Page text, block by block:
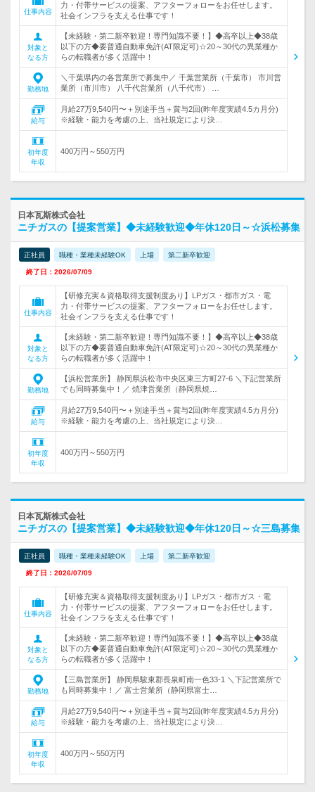
仕事内容
力・付帯サービスの提案、アフターフォローをお任せします。
社会インフラを支える仕事です！
対象と
なる方
【未経験・第二新卒歓迎！専門知識不要！】◆高卒以上◆38歳
以下の方◆要普通自動車免許(AT限定可)☆20～30代の異業種か
らの転職者が多く活躍中！
勤務地
＼千葉県内の各営業所で募集中／ 千葉営業所（千葉市） 市川営
業所（市川市） 八千代営業所（八千代市） …
給与
月給27万9,540円〜＋別途手当＋賞与2回(昨年度実績4.5カ月分)
※経験・能力を考慮の上、当社規定により決…
初年度
年収
400万円～550万円
日本瓦斯株式会社
ニチガスの【提案営業】◆未経験歓迎◆年休120日～☆浜松募集
正社員 職種・業種未経験OK 上場 第二新卒歓迎
終了日：2026/07/09
仕事内容
【研修充実＆資格取得支援制度あり】LPガス・都市ガス・電
力・付帯サービスの提案、アフターフォローをお任せします。
社会インフラを支える仕事です！
対象と
なる方
【未経験・第二新卒歓迎！専門知識不要！】◆高卒以上◆38歳
以下の方◆要普通自動車免許(AT限定可)☆20～30代の異業種か
らの転職者が多く活躍中！
勤務地
【浜松営業所】 静岡県浜松市中央区東三方町27-6 ＼下記営業所
でも同時募集中！／ 焼津営業所（静岡県焼…
給与
月給27万9,540円〜＋別途手当＋賞与2回(昨年度実績4.5カ月分)
※経験・能力を考慮の上、当社規定により決…
初年度
年収
400万円～550万円
日本瓦斯株式会社
ニチガスの【提案営業】◆未経験歓迎◆年休120日～☆三島募集
正社員 職種・業種未経験OK 上場 第二新卒歓迎
終了日：2026/07/09
仕事内容
【研修充実＆資格取得支援制度あり】LPガス・都市ガス・電
力・付帯サービスの提案、アフターフォローをお任せします。
社会インフラを支える仕事です！
対象と
なる方
【未経験・第二新卒歓迎！専門知識不要！】◆高卒以上◆38歳
以下の方◆要普通自動車免許(AT限定可)☆20～30代の異業種か
らの転職者が多く活躍中！
勤務地
【三島営業所】 静岡県駿東郡長泉町南一色33-1 ＼下記営業所で
も同時募集中！／ 富士営業所（静岡県富士…
給与
月給27万9,540円〜＋別途手当＋賞与2回(昨年度実績4.5カ月分)
※経験・能力を考慮の上、当社規定により決…
初年度
年収
400万円～550万円